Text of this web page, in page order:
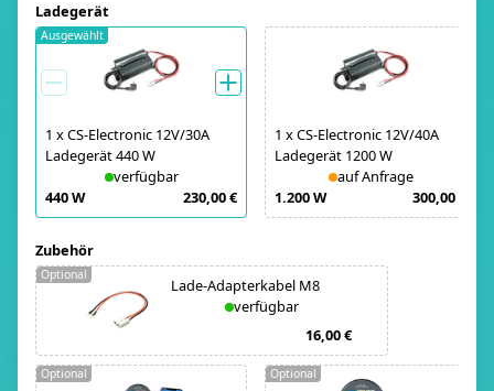
Ladegerät
1 xCS-Electronic 12V/30A
Ladegerät 440 W
verfügbar
440 W
230,00 €
Ausgewählt
1 xCS-Electronic 12V/40A
Ladegerät 1200 W
auf Anfrage
1.200 W
300,00 €
Zubehör
Lade-Adapterkabel M8
verfügbar
16,00 €
Optional
Optional Optional